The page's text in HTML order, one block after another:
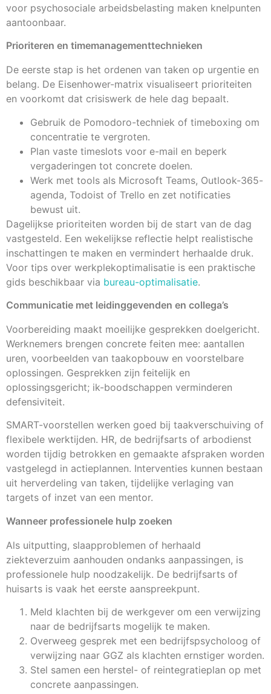
voor psychosociale arbeidsbelasting maken knelpunten
aantoonbaar.
Prioriteren en timemanagementtechnieken
De eerste stap is het ordenen van taken op urgentie en
belang. De Eisenhower-matrix visualiseert prioriteiten
en voorkomt dat crisiswerk de hele dag bepaalt.
Gebruik de Pomodoro-techniek of timeboxing om
concentratie te vergroten.
Plan vaste timeslots voor e-mail en beperk
vergaderingen tot concrete doelen.
Werk met tools als Microsoft Teams, Outlook-365-
agenda, Todoist of Trello en zet notificaties
bewust uit.
Dagelijkse prioriteiten worden bij de start van de dag
vastgesteld. Een wekelijkse reflectie helpt realistische
inschattingen te maken en vermindert herhaalde druk.
Voor tips over werkplekoptimalisatie is een praktische
gids beschikbaar via bureau-optimalisatie.
Communicatie met leidinggevenden en collega’s
Voorbereiding maakt moeilijke gesprekken doelgericht.
Werknemers brengen concrete feiten mee: aantallen
uren, voorbeelden van taakopbouw en voorstelbare
oplossingen. Gesprekken zijn feitelijk en
oplossingsgericht; ik-boodschappen verminderen
defensiviteit.
SMART-voorstellen werken goed bij taakverschuiving of
flexibele werktijden. HR, de bedrijfsarts of arbodienst
worden tijdig betrokken en gemaakte afspraken worden
vastgelegd in actieplannen. Interventies kunnen bestaan
uit herverdeling van taken, tijdelijke verlaging van
targets of inzet van een mentor.
Wanneer professionele hulp zoeken
Als uitputting, slaapproblemen of herhaald
ziekteverzuim aanhouden ondanks aanpassingen, is
professionele hulp noodzakelijk. De bedrijfsarts of
huisarts is vaak het eerste aanspreekpunt.
Meld klachten bij de werkgever om een verwijzing
naar de bedrijfsarts mogelijk te maken.
Overweeg gesprek met een bedrijfspsycholoog of
verwijzing naar GGZ als klachten ernstiger worden.
Stel samen een herstel- of reintegratieplan op met
concrete aanpassingen.